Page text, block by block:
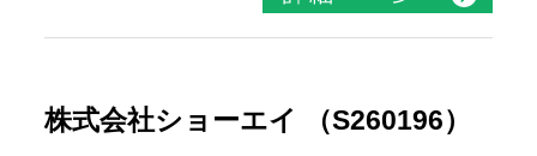
株式会社ショーエイ （S260196）